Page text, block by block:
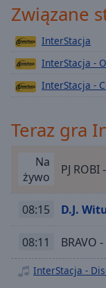
off,
selected
Subtitles
settings,
subtitles
settings
subtitles
selected
Audio
Track
Związane
InterStacja
InterStacja -
InterStacja -
Teraz gra
Na
żywo
PJ
08:15 D.J.
08:11 BRAVO
InterStacja -